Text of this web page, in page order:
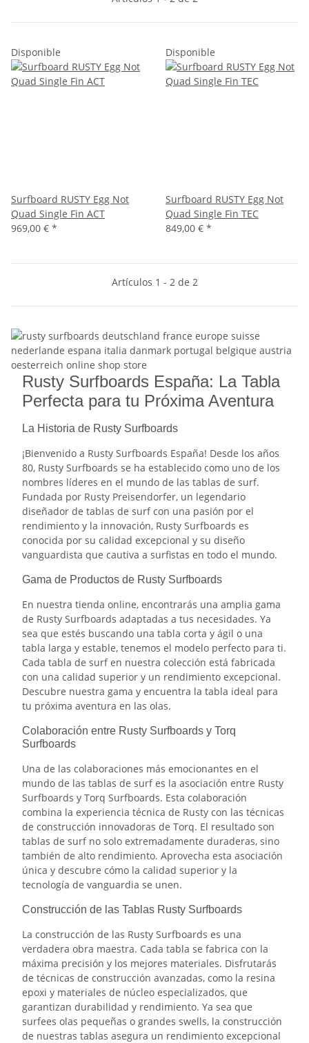
Disponible
Surfboard RUSTY Egg Not
Quad Single Fin ACT
969,00 € *
Disponible
Surfboard RUSTY Egg Not
Quad Single Fin TEC
849,00 € *
Artículos 1 - 2 de 2
Rusty Surfboards España: La Tabla
Perfecta para tu Próxima Aventura
La Historia de Rusty Surfboards
¡Bienvenido a Rusty Surfboards España! Desde los años
80, Rusty Surfboards se ha establecido como uno de los
nombres líderes en el mundo de las tablas de surf.
Fundada por Rusty Preisendorfer, un legendario
diseñador de tablas de surf con una pasión por el
rendimiento y la innovación, Rusty Surfboards es
conocida por su calidad excepcional y su diseño
vanguardista que cautiva a surfistas en todo el mundo.
Gama de Productos de Rusty Surfboards
En nuestra tienda online, encontrarás una amplia gama
de Rusty Surfboards adaptadas a tus necesidades. Ya
sea que estés buscando una tabla corta y ágil o una
tabla larga y estable, tenemos el modelo perfecto para ti.
Cada tabla de surf en nuestra colección está fabricada
con una calidad superior y un rendimiento excepcional.
Descubre nuestra gama y encuentra la tabla ideal para
tu próxima aventura en las olas.
Colaboración entre Rusty Surfboards y Torq
Surfboards
Una de las colaboraciones más emocionantes en el
mundo de las tablas de surf es la asociación entre Rusty
Surfboards y Torq Surfboards. Esta colaboración
combina la experiencia técnica de Rusty con las técnicas
de construcción innovadoras de Torq. El resultado son
tablas de surf no solo extremadamente duraderas, sino
también de alto rendimiento. Aprovecha esta asociación
única y descubre cómo la calidad superior y la
tecnología de vanguardia se unen.
Construcción de las Tablas Rusty Surfboards
La construcción de las Rusty Surfboards es una
verdadera obra maestra. Cada tabla se fabrica con la
máxima precisión y los mejores materiales. Disfrutarás
de técnicas de construcción avanzadas, como la resina
epoxi y materiales de núcleo especializados, que
garantizan durabilidad y rendimiento. Ya sea que
surfees olas pequeñas o grandes swells, la construcción
de nuestras tablas asegura un rendimiento excepcional